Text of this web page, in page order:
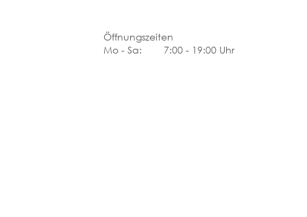
Öffnungszeiten
Mo - Sa: 7:00 - 19:00 Uhr